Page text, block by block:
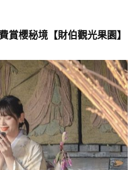
賞櫻秘境【財伯觀光果園】